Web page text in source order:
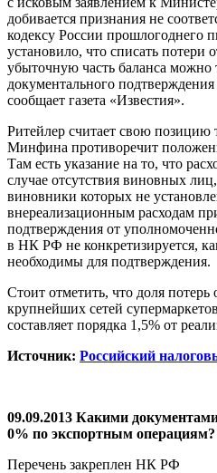
добивается признания не
кодексу России прошлогоднего
установило, что списать потери
убыточную часть баланса можно
документального
сообщает газета «Известия».
Ритейлер считает свою позицию
Минфина противоречит
Там есть указание на то, что
случае отсутствия виновных
виновники которых не
внереализационным расходам
подтверждения от
в НК РФ не конкретизируется,
необходимы для подтверждения.
Стоит отметить, что доля потерь
крупнейших сетей
составляет порядка 1,5% от
Источник: Российский
09.09.2013 Какими
0% по экспортным операциям?
Перечень закреплен НК РФ